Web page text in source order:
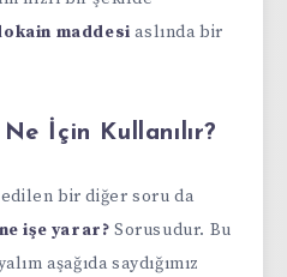
maddesi aslında bir
İçin Kullanılır?
bir diğer soru da
işe yarar? Sorusudur. Bu
aşağıda saydığımız